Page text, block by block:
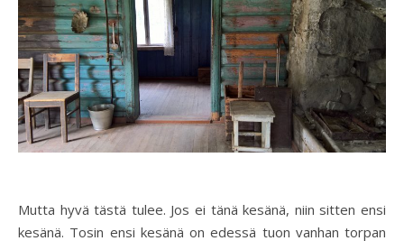
Mutta hyvä tästä tulee. Jos ei tänä kesänä, niin sitten ensi
kesänä. Tosin ensi kesänä on edessä tuon vanhan torpan